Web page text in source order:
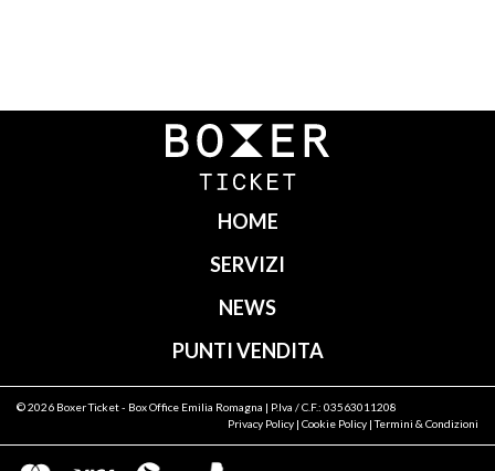
Navigazione
HOME
SERVIZI
NEWS
PUNTI VENDITA
© 2026 Boxer Ticket- Box Office Emilia Romagna | P.Iva / C.F.: 03563011208
Privacy Policy | Cookie Policy |Termini & Condizioni